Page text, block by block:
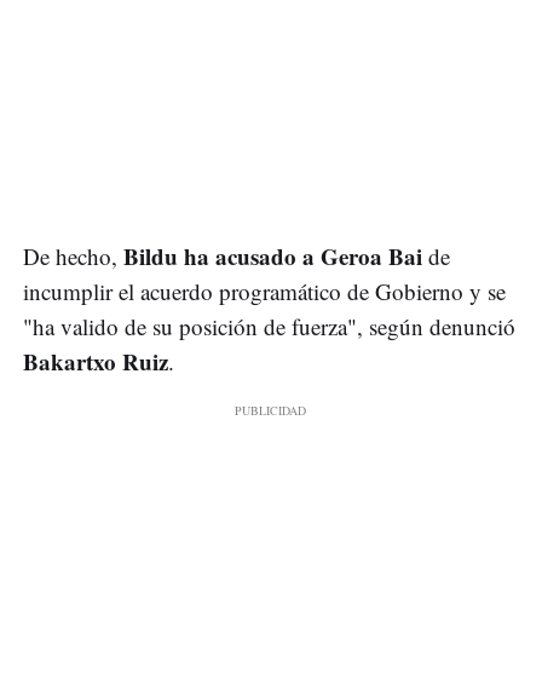
De hecho, Bildu ha acusado a Geroa Bai de
incumplir el acuerdo programático de Gobierno y se
"ha valido de su posición de fuerza", según denunció
Bakartxo Ruiz.